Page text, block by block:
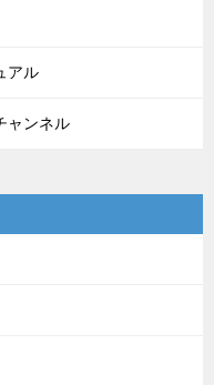
アル
ャンネル